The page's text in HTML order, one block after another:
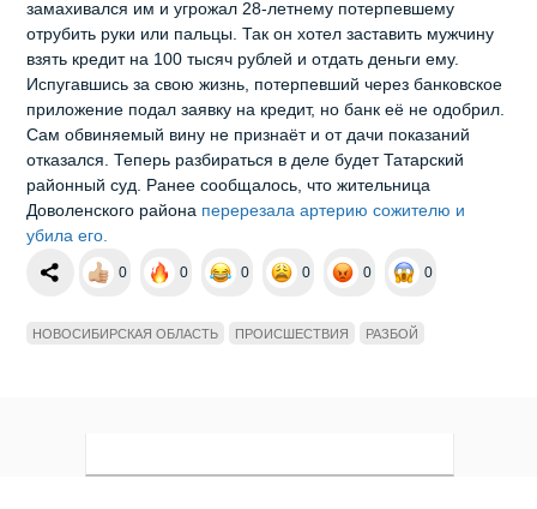
замахивался им и угрожал 28‑летнему потерпевшему
отрубить руки или пальцы. Так он хотел заставить мужчину
взять кредит на 100 тысяч рублей и отдать деньги ему.
Испугавшись за свою жизнь, потерпевший через банковское
приложение подал заявку на кредит, но банк её не одобрил.
Сам обвиняемый вину не признаёт и от дачи показаний
отказался. Теперь разбираться в деле будет Татарский
районный суд. Ранее сообщалось, что жительница
Доволенского района перерезала артерию сожителю и
убила его.
0 0 0 0 0 0
НОВОСИБИРСКАЯ ОБЛАСТЬ ПРОИСШЕСТВИЯ РАЗБОЙ